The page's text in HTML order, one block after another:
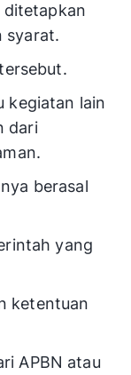
ditetapkan
syarat.
kegiatan lain
dari
berasal
yang
ketentuan
APBN atau